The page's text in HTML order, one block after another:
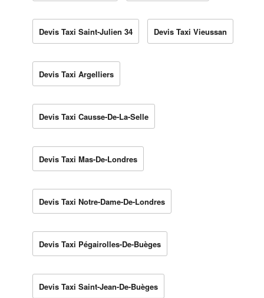
Devis Taxi Saint-Julien 34 Devis Taxi Vieussan
Devis Taxi Argelliers
Devis Taxi Causse-De-La-Selle
Devis Taxi Mas-De-Londres
Devis Taxi Notre-Dame-De-Londres
Devis Taxi Pégairolles-De-Buèges
Devis Taxi Saint-Jean-De-Buèges